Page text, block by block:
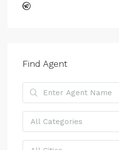
Find Agent
All Categories